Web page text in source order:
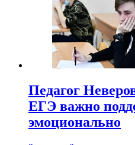
Педагог
ЕГЭ важно
эмоционально